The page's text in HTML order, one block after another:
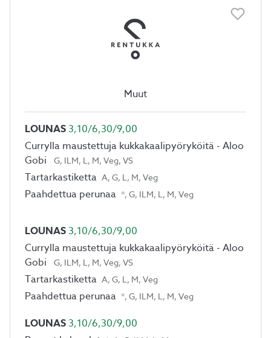
Muut
LOUNAS 3,10/6,30/9,00
Currylla maustettuja kukkakaalipyöryköitä - Aloo
Gobi
G, ILM, L, M, Veg, VS
Tartarkastiketta A, G, L, M, Veg
Paahdettua perunaa *, G, ILM, L, M, Veg
LOUNAS 3,10/6,30/9,00
Currylla maustettuja kukkakaalipyöryköitä - Aloo
Gobi
G, ILM, L, M, Veg, VS
Tartarkastiketta A, G, L, M, Veg
Paahdettua perunaa *, G, ILM, L, M, Veg
LOUNAS 3,10/6,30/9,00